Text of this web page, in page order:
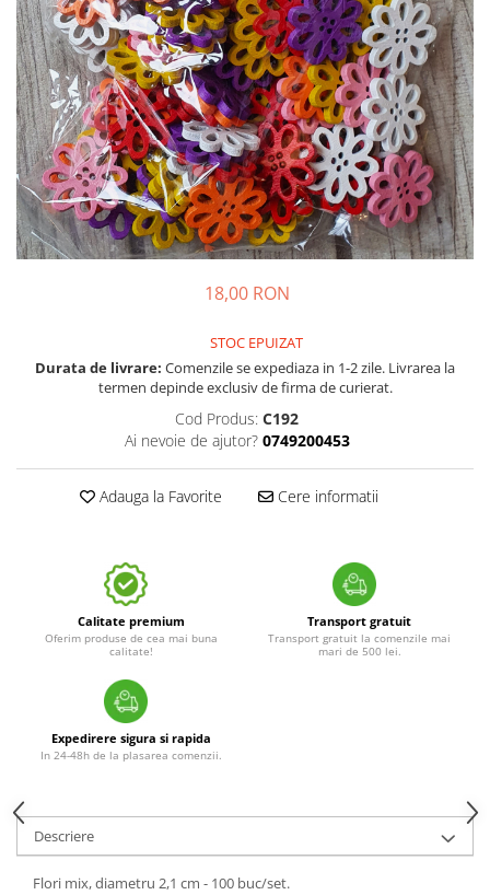
18,00 RON
STOC EPUIZAT
Durata de livrare: Comenzile se expediaza in 1-2 zile. Livrarea la
termen depinde exclusiv de firma de curierat.
Cod Produs: C192
Ai nevoie de ajutor? 0749200453
Adauga la Favorite Cere informatii
Calitate premium
Oferim produse de cea mai buna
calitate!
Transport gratuit
Transport gratuit la comenzile mai
mari de 500 lei.
Expedirere sigura si rapida
In 24-48h de la plasarea comenzii.
Descriere
Flori mix, diametru 2,1 cm - 100 buc/set.